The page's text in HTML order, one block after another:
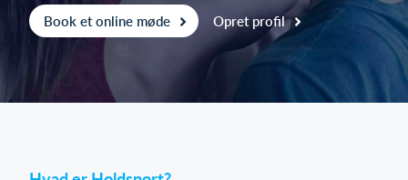
Hvad koster det?
Book et online møde Opret profil